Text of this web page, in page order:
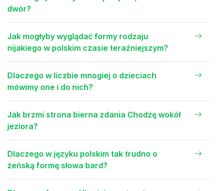
dwór?
Jak mogłyby wyglądać formy rodzaju
nijakiego w polskim czasie teraźniejszym?
Dlaczego w liczbie mnogiej o dzieciach
mówimy one i do nich?
Jak brzmi strona bierna zdania Chodzę wokół
jeziora?
Dlaczego w języku polskim tak trudno o
żeńską formę słowa bard?